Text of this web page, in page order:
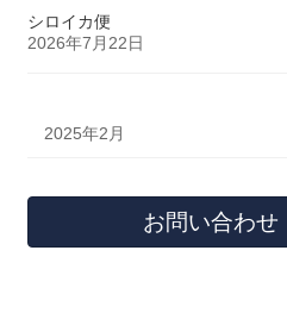
シロイカ便
2026年7月22日
2025年2月
お問い合わせ